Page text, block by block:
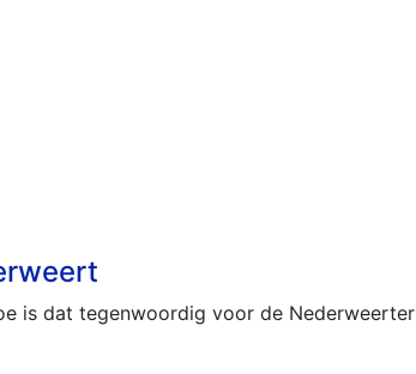
is dat tegenwoordig voor de Nederweerter